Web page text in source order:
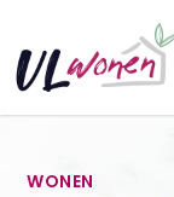
WONEN